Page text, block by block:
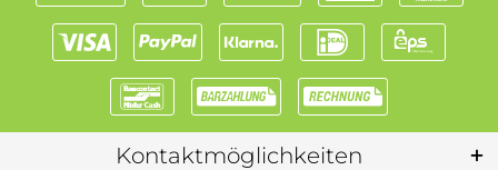
Kontaktmöglichkeiten